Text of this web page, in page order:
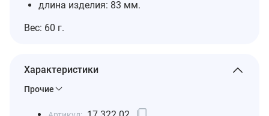
длина изделия: 83 мм.
Вес: 60 г.
Характеристики
Прочие